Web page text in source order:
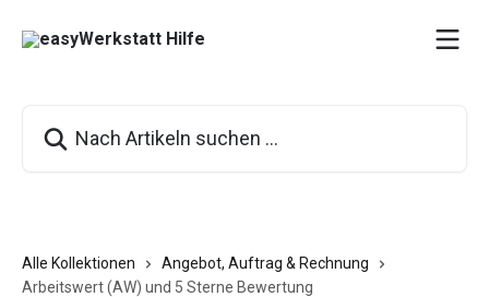
Alle Kollektionen
Angebot, Auftrag & Rechnung
Arbeitswert (AW) und 5 Sterne Bewertung